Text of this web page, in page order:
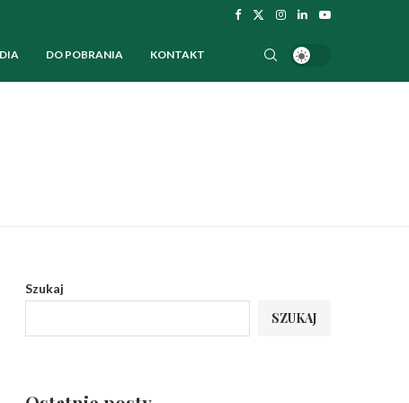
DO POBRANIA KONTAKT
Szukaj
SZUKAJ